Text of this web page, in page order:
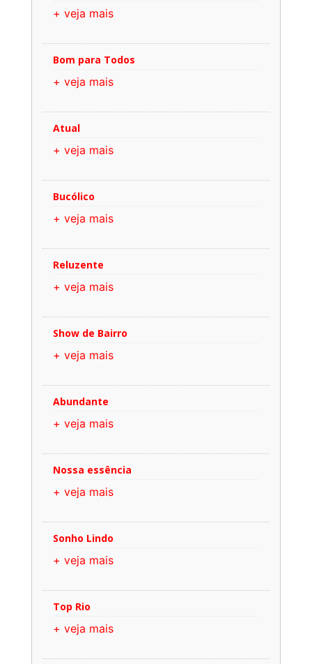
+ veja mais
Bom para Todos
+ veja mais
Atual
+ veja mais
Bucólico
+ veja mais
Reluzente
+ veja mais
Show de Bairro
+ veja mais
Abundante
+ veja mais
Nossa essência
+ veja mais
Sonho Lindo
+ veja mais
Top Rio
+ veja mais